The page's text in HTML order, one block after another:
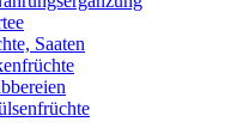
Saaten